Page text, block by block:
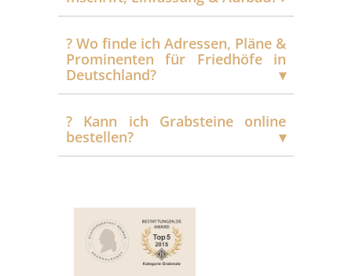
?️ Wo finde ich Adressen, Pläne &
Prominenten für Friedhöfe in
Deutschland?
?️ Kann ich Grabsteine online
bestellen?